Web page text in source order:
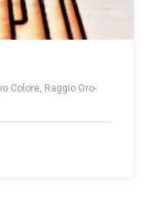
Colore, Raggio Oro-